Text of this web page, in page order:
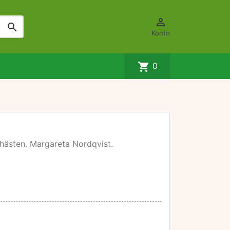
 
Konto
shopping_cart 0
Margareta Nordqvist.